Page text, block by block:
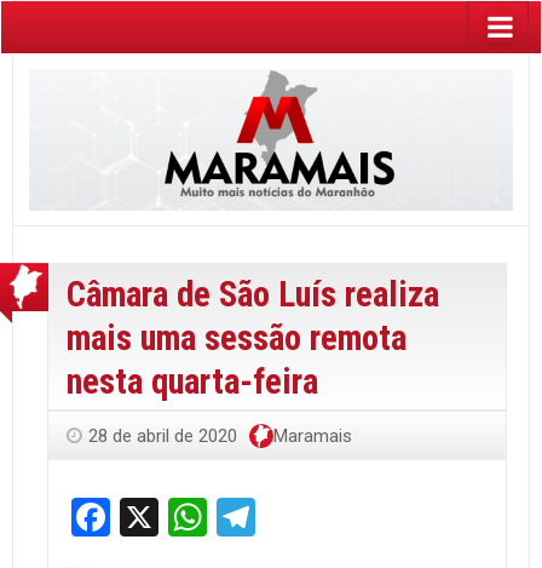
Câmara de São Luís realiza
mais uma sessão remota
nesta quarta-feira
28 de abril de 2020 Maramais
Facebook
X WhatsApp